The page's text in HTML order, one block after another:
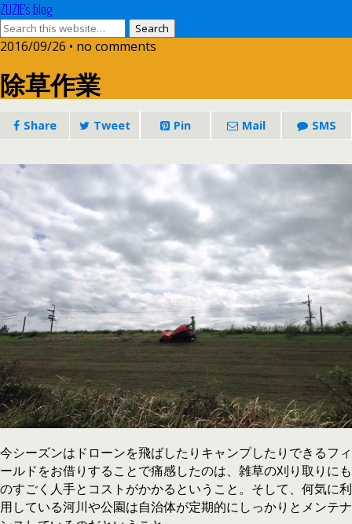
ZUZIE's blog
2016/09/26 • no comments
除草作業
Share Tweet Pin Mail SMS
今シーズンはドローンを飛ばしたりキャンプしたりできるフィ
ールドをお借りすることで痛感したのは、雑草の刈り取りにも
のすごく人手とコストがかかるということ。そして、何気に利
用している河川や公園は自治体が定期的にしっかりとメンテナ